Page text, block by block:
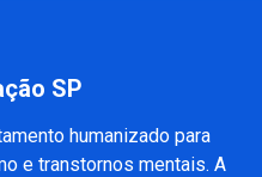
SP
humanizado para
e transtornos mentais. A